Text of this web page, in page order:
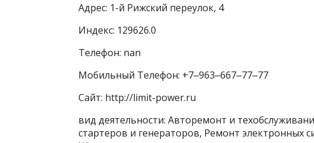
Адрес: 1-й Рижский переулок, 4
Индекс: 129626.0
Телефон: nan
Мобильный Телефон: +7‒963‒667‒77‒77
Сайт: http://limit-power.ru
вид деятельности: Авторемонт и
стартеров и генераторов, Ремонт электронных